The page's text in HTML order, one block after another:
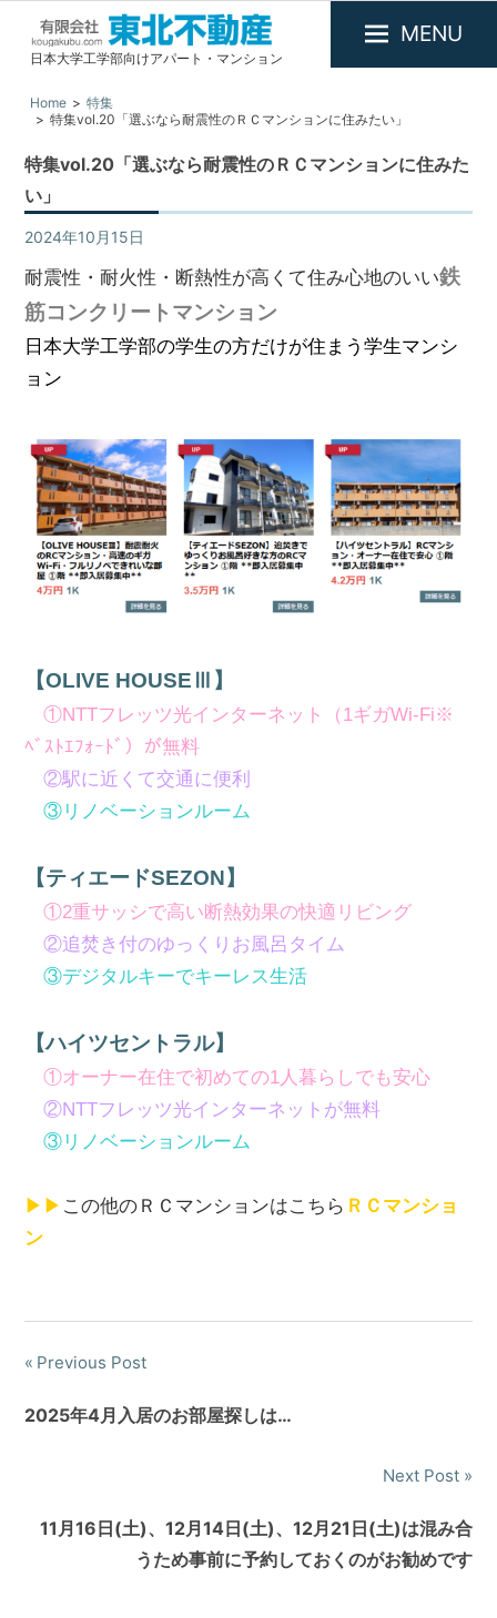
有
限
会
社
東
北
不
動
産
日本大学工学部向けアパート・マンション
MENU
Home
特集
特集vol.20「選ぶなら耐震性のＲＣマンションに住みたい」
特集vol.20「選ぶなら耐震性のＲＣマンションに住みた
い」
2024年10月15日
耐震性・耐火性・断熱性が高くて住み心地のいい鉄
筋コンクリートマンション
日本大学工学部の学生の方だけが住まう学生マンシ
ョン
【OLIVE HOUSEⅢ】
①NTTフレッツ光インターネット（1ギガWi-Fi※
ﾍﾞｽﾄｴﾌｫｰﾄﾞ） が無料
②駅に近くて交通に便利
③リノベーションルーム
【ティエードSEZON】
①2重サッシで高い断熱効果の快適リビング
②追焚き付のゆっくりお風呂タイム
③デジタルキーでキーレス生活
【ハイツセントラル】
①オーナー在住で初めての1人暮らしでも安心
②NTTフレッツ光インターネットが無料
③リノベーションルーム
▶▶ この他のＲＣマンションはこちら ＲＣマンショ
ン
投
稿
ゲ
Previous Post
2025年4月入居のお部屋探しは…
Next Post
11月16日(土)、12月14日(土)、12月21日(土)は混み合
うため事前に予約しておくのがお勧めです